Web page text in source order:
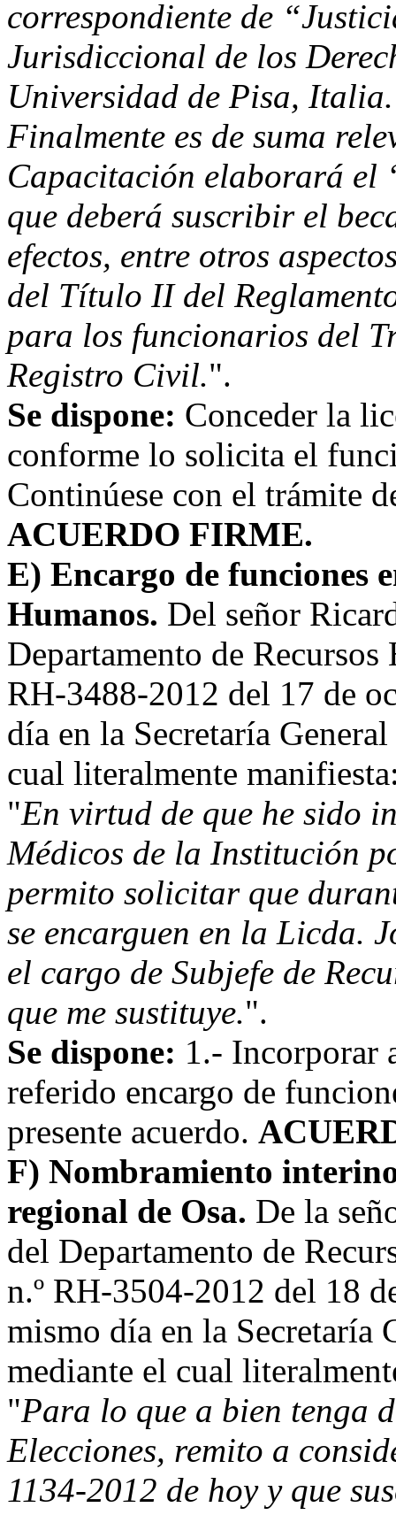
correspondiente de
Jurisdiccional de los
Universidad de Pisa, Italia.
Finalmente es de suma
Capacitación elaborará el
que deberá suscribir el
efectos, entre otros
del Título II del
para los funcionarios del
Registro Civil.".
Se dispone: Conceder la
conforme lo solicita el
Continúese con el trámite
ACUERDO FIRME.
E) Encargo de funciones
Humanos. Del señor
Departamento de
RH-3488-2012 del 17 de
día en la Secretaría
cual literalmente
"En virtud de que he sido
Médicos de la Institución
permito solicitar que
se encarguen en la Licda.
el cargo de Subjefe de
que me sustituye.".
Se dispone: 1.- Incorporar
referido encargo de
presente acuerdo.
F) Nombramiento
regional de Osa. De la
del Departamento de
n.º RH-3504-2012 del 18
mismo día en la Secretaría
mediante el cual
"Para lo que a bien tenga
Elecciones, remito a
1134-2012 de hoy y que